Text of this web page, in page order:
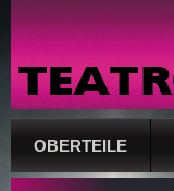
OBERTEILE